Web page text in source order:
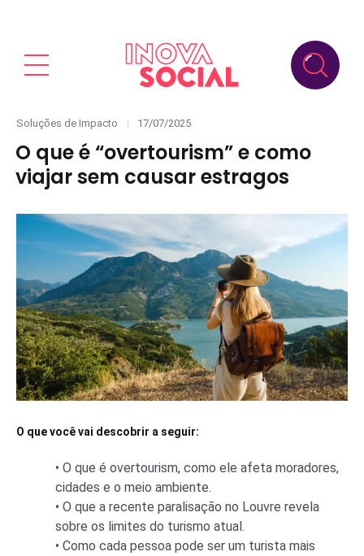
Categories
Soluções de Impacto
Posted
17/07/2025
O que é “overtourism” e como
viajar sem causar estragos
O que você vai descobrir a seguir:
• O que é overtourism, como ele afeta moradores,
cidades e o meio ambiente.
• O que a recente paralisação no Louvre revela
sobre os limites do turismo atual.
• Como cada pessoa pode ser um turista mais